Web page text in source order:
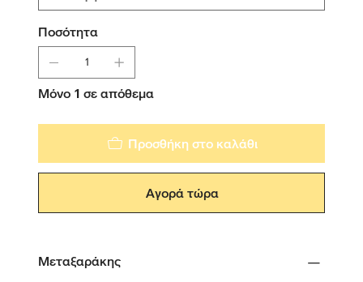
Ποσότητα
Μόνο 1 σε απόθεμα
Προσθήκη στο καλάθι
Αγορά τώρα
Μεταξαράκης